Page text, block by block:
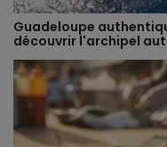
Guadeloupe
découvrir l'archipel